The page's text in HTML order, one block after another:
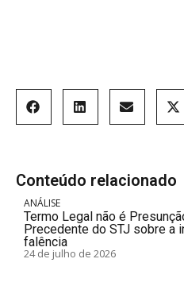
Conteúdo relacionado
ANÁLISE
Termo Legal não é
Precedente do STJ sobre a
falência
24 de julho de 2026